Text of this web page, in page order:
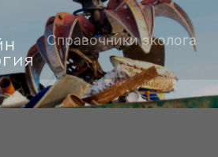
Справочники эколога